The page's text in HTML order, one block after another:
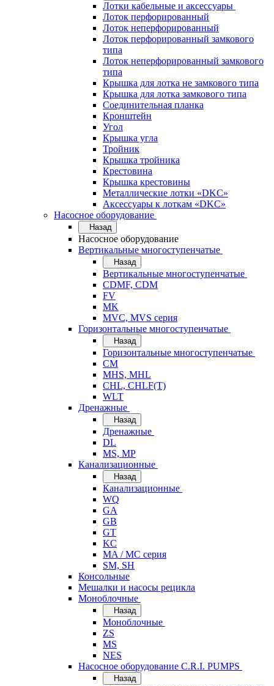
Лотки кабельные и аксессуары
Лоток перфорированный
Лоток неперфорированный
Лоток перфорированный замкового
типа
Лоток неперфорированный замкового
типа
Крышка для лотка не замкового типа
Крышка для лотка замкового типа
Соединительная планка
Кронштейн
Угол
Крышка угла
Тройник
Крышка тройника
Крестовина
Крышка крестовины
Металлические лотки «DKC»
Аксессуары к лоткам «DKC»
Насосное оборудование
Назад
Насосное оборудование
Вертикальные многоступенчатые
Назад
Вертикальные многоступенчатые
CDMF, CDM
FV
MK
MVC, MVS серия
Горизонтальные многоступенчатые
Назад
Горизонтальные многоступенчатые
CM
MHS, MHL
CHL, CHLF(T)
WLT
Дренажные
Назад
Дренажные
DL
MS, MP
Канализационные
Назад
Канализационные
WQ
GA
GB
GT
KC
MA / MC серия
SM, SH
Консольные
Мешалки и насосы рецикла
Моноблочные
Назад
Моноблочные
ZS
MS
NES
Насосное оборудование C.R.I. PUMPS
Назад